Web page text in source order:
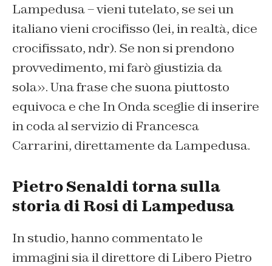
Lampedusa – vieni tutelato, se sei un
italiano vieni crocifisso (lei, in realtà, dice
crocifissato,ndr). Se non si prendono
provvedimento, mi farò giustizia da
sola». Una frase che suona piuttosto
equivoca e che In Onda sceglie di inserire
in coda al servizio di Francesca
Carrarini, direttamente da Lampedusa.
Pietro Senaldi torna sulla
storia di Rosi di Lampedusa
In studio, hanno commentato le
immagini sia il direttore di Libero Pietro